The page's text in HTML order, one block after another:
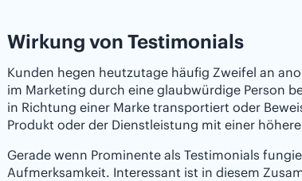
Wirkung von Testimonials
Kunden hegen heutzutage häufig Zweifel an
im Marketing durch eine glaubwürdige Person
in Richtung einer Marke transportiert oder
Produkt oder der Dienstleistung mit einer
Gerade wenn Prominente als Testimonials
Aufmerksamkeit. Interessant ist in diesem